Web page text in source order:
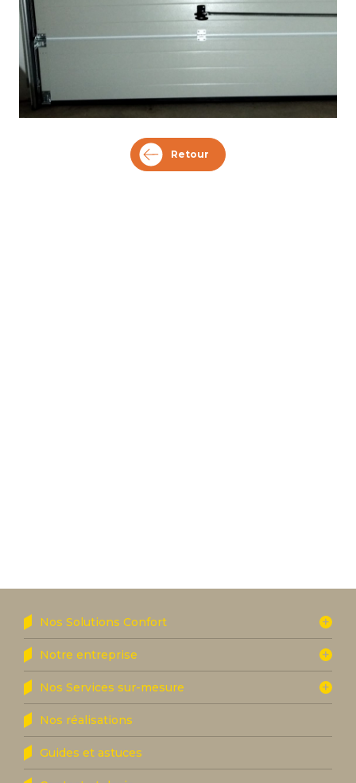
Retour
Nos Solutions Confort
Notre entreprise
Nos Services sur-mesure
Nos réalisations
Guides et astuces